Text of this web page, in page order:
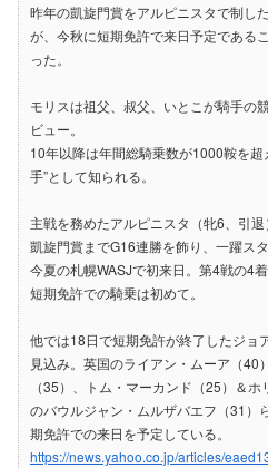
昨年の凱旋門賞をアルピニスタで制し
が、今秋に短期免許で来日予定である
った。
モリスは祖父、叔父、いとこが騎手の
ビュー。
10年以降は年間総騎乗数が1000鞍を
手”として知られる。
主戦を務めたアルピニスタ（牝6、引
凱旋門賞までG16連勝を飾り、一躍ス
今夏の札幌WASJで初来日。第4戦の4
短期免許での騎乗は初めて。
他では18日で短期免許が終了したジョ
見込み。英国のライアン・ムーア（40
（35）、トム・マーカンド（25）＆
のバウルジャン・ムルザバエフ（31）
期免許での来日を予定している。
https://news.yahoo.co.jp/articles/